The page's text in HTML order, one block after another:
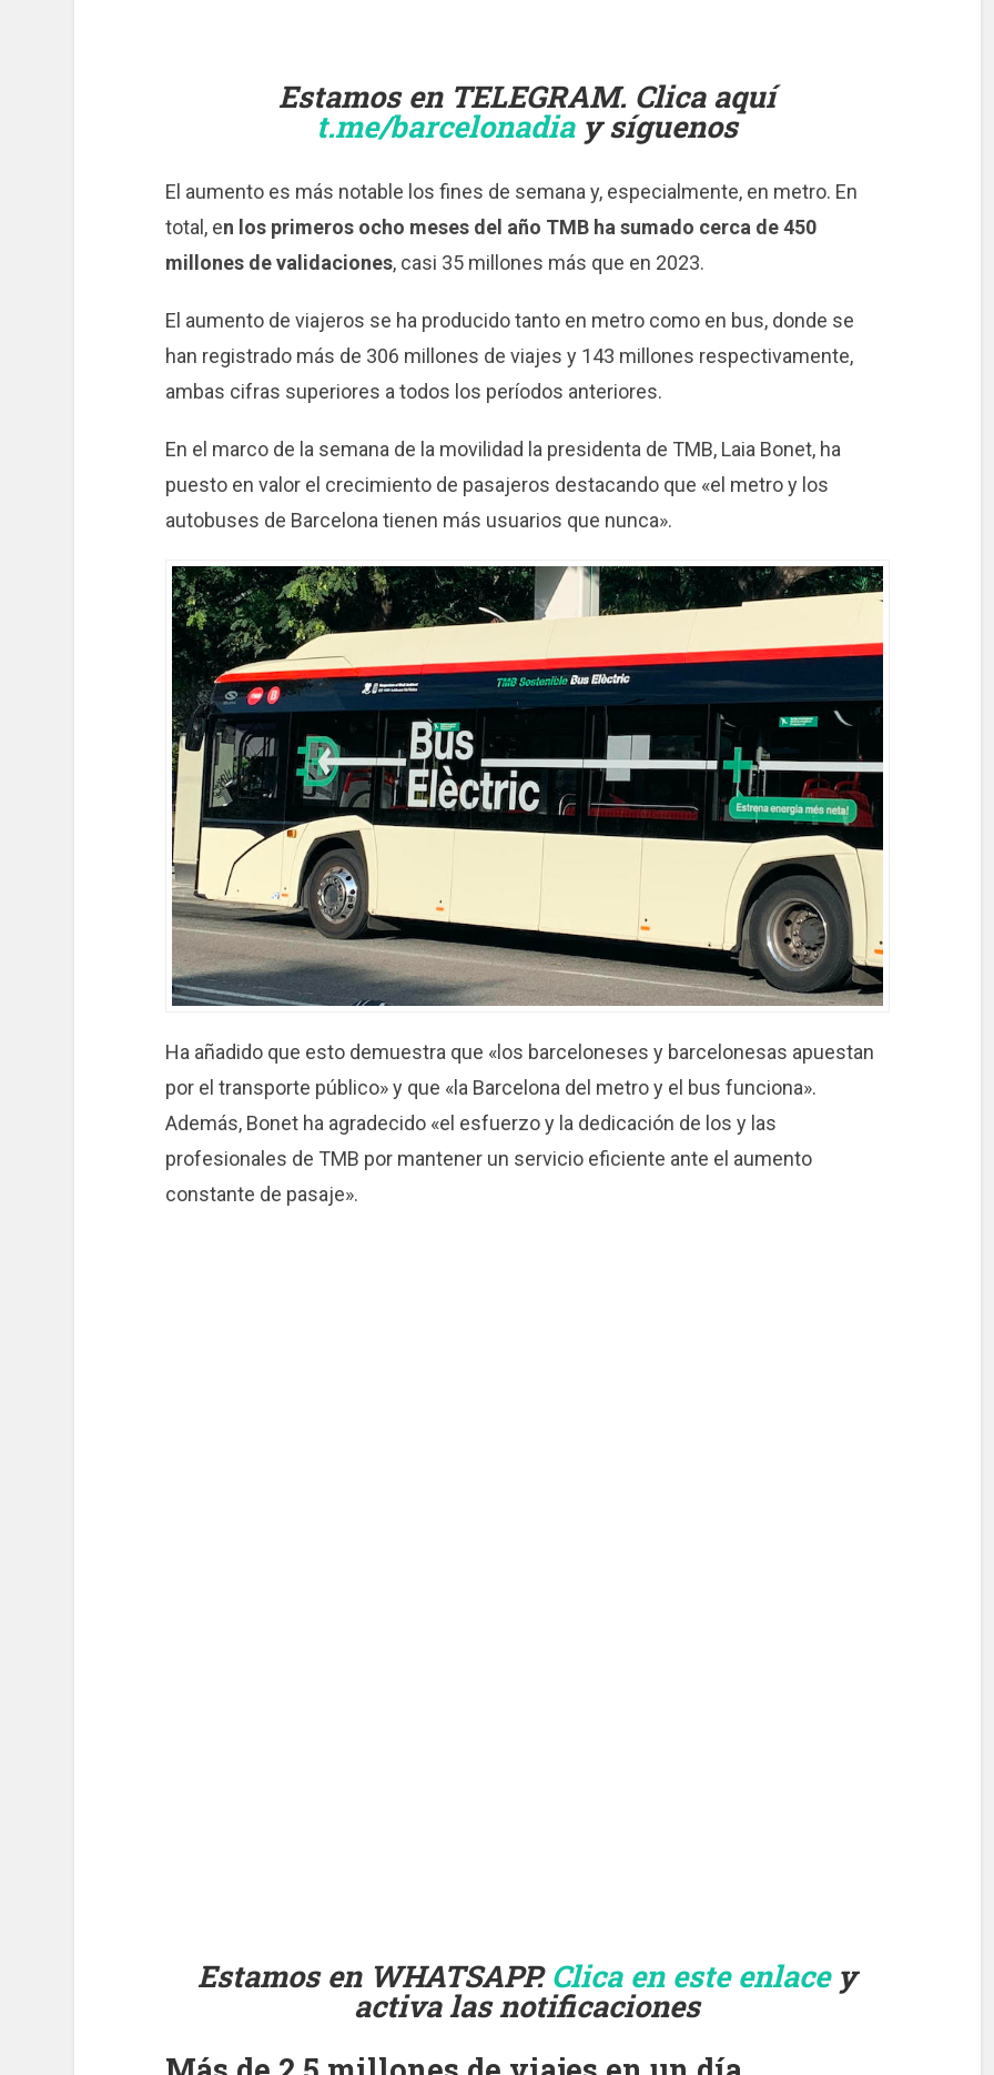
Estamos en TELEGRAM. Clica aquí
t.me/barcelonadia y síguenos
El aumento es más notable los fines de semana y, especialmente, en metro. En
total, en los primeros ocho meses del año TMB ha sumado cerca de 450
millones de validaciones, casi 35 millones más que en 2023.
El aumento de viajeros se ha producido tanto en metro como en bus, donde se
han registrado más de 306 millones de viajes y 143 millones respectivamente,
ambas cifras superiores a todos los períodos anteriores.
En el marco de la semana de la movilidad la presidenta de TMB, Laia Bonet, ha
puesto en valor el crecimiento de pasajeros destacando que «el metro y los
autobuses de Barcelona tienen más usuarios que nunca».
Ha añadido que esto demuestra que «los barceloneses y barcelonesas apuestan
por el transporte público» y que «la Barcelona del metro y el bus funciona».
Además, Bonet ha agradecido «el esfuerzo y la dedicación de los y las
profesionales de TMB por mantener un servicio eficiente ante el aumento
constante de pasaje».
Estamos en WHATSAPP. Clica en este enlacey
activa las notificaciones